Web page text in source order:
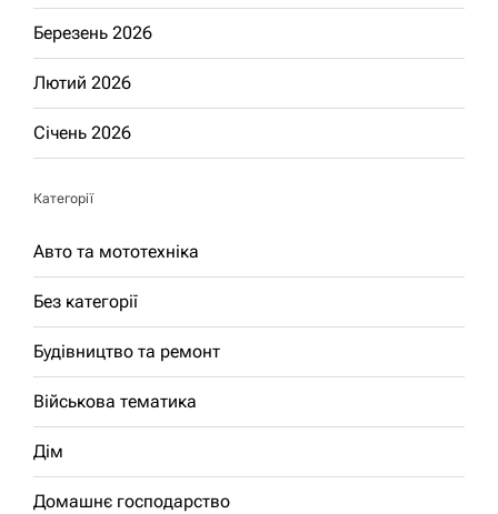
Березень 2026
Лютий 2026
Січень 2026
Категорії
Авто та мототехніка
Без категорії
Будівництво та ремонт
Військова тематика
Дім
Домашнє господарство